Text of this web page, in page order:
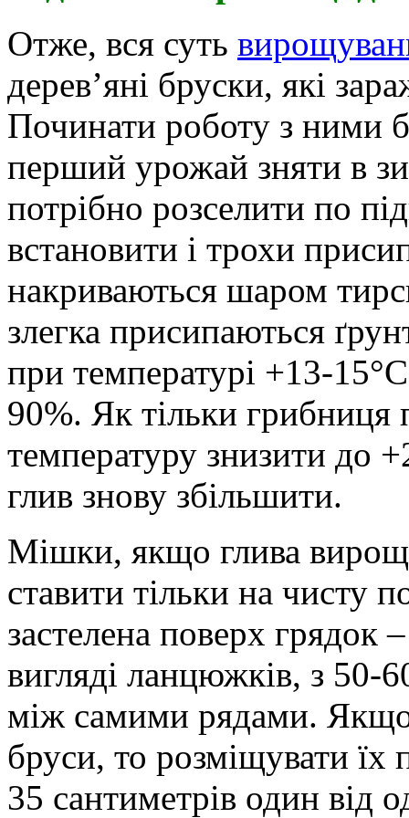
Отже, вся суть
дерев’яні бруски, які
Починати роботу з ними
перший урожай зняти в
потрібно розселити по
встановити і трохи
накриваються шаром
злегка присипаються
при температурі +13-15°С
90%. Як тільки грибниця
температуру знизити до
глив знову збільшити.
Мішки, якщо глива
ставити тільки на чисту
застелена поверх грядок
вигляді ланцюжків, з 50-
між самими рядами.
бруси, то розміщувати їх
35 сантиметрів один від